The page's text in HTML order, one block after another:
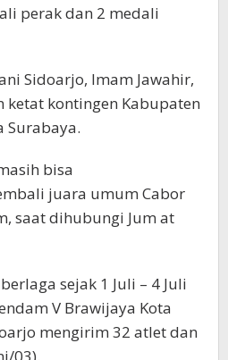
perak dan 2 medali
Sidoarjo, Imam Jawahir,
ketat kontingen Kabupaten
Surabaya.
bisa
juara umum Cabor
saat dihubungi Jum at
sejak 1 Juli – 4 Juli
V Brawijaya Kota
mengirim 32 atlet dan